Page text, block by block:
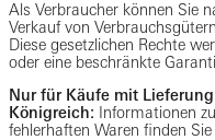
Als Verbraucher können Sie
Verkauf von
Diese gesetzlichen Rechte
oder eine beschränkte
Nur für Käufe mit
Königreich:
Informationen
fehlerhaften Waren finden Sie